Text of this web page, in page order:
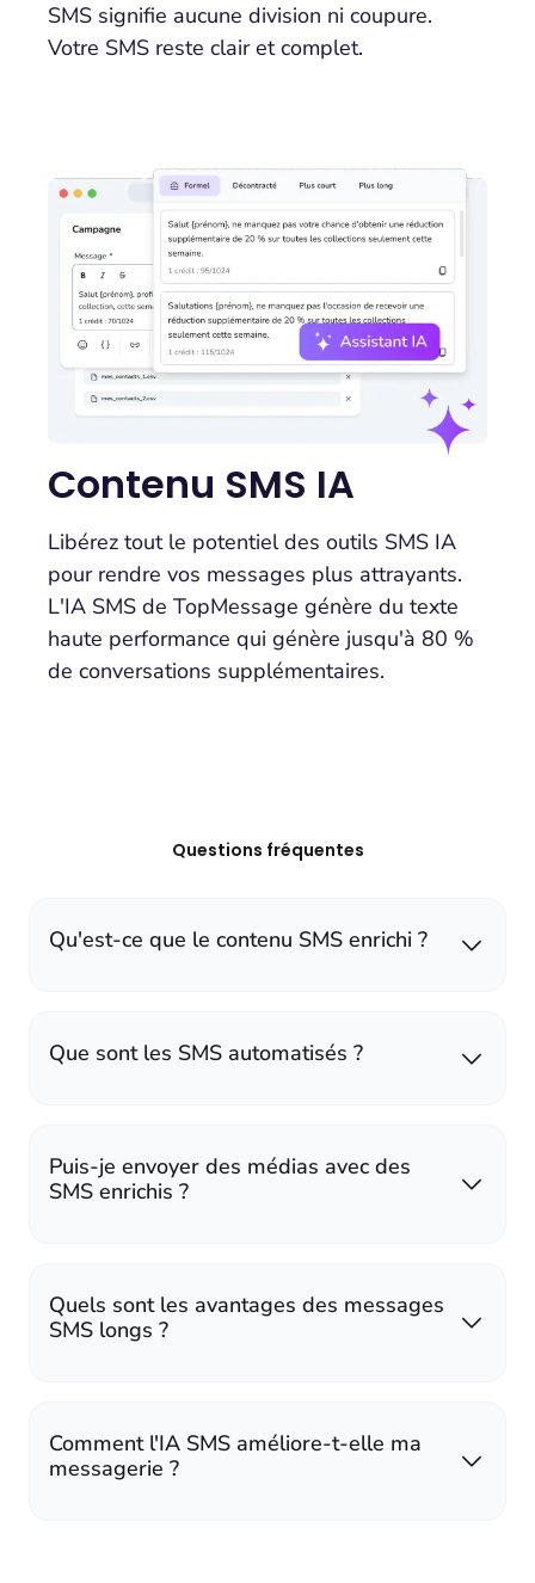
SMS signifie aucune division ni coupure.
Votre SMS reste clair et complet.
Contenu SMS IA
Libérez tout le potentiel des outils SMS IA
pour rendre vos messages plus attrayants.
L'IA SMS de TopMessage génère du texte
haute performance qui génère jusqu'à 80 %
de conversations supplémentaires.
Questions fréquentes
Qu'est-ce que le contenu SMS enrichi ?
Que sont les SMS automatisés ?
Puis-je envoyer des médias avec des
SMS enrichis ?
Quels sont les avantages des messages
SMS longs ?
Comment l'IA SMS améliore-t-elle ma
messagerie ?